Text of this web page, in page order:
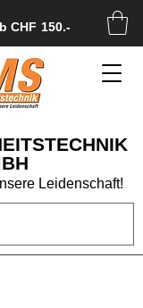
Leidenschaft!
CHF 150.-